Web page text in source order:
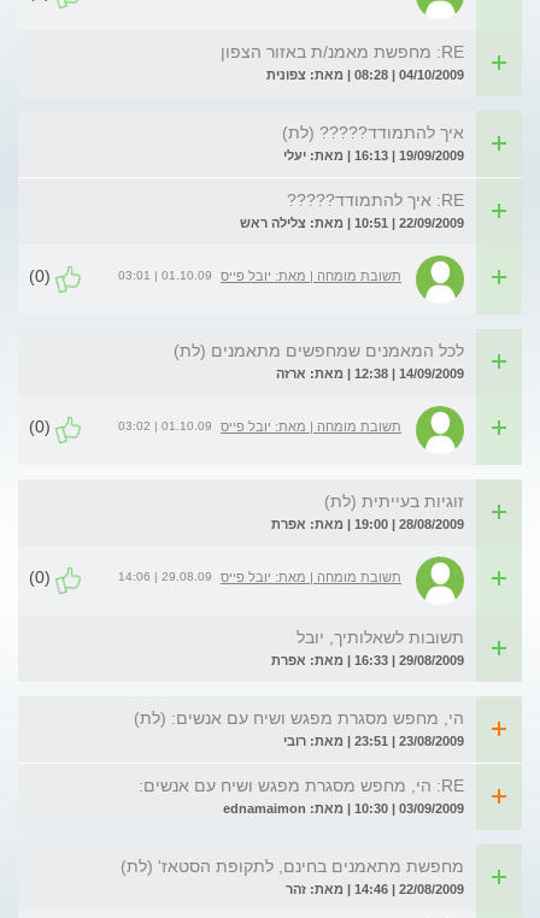
RE: מחפשת מאמנ/ת באזור הצפון
04/10/2009 | 08:28 | מאת: צפונית
איך להתמודד????? (לת)
19/09/2009 | 16:13 | מאת: יעלי
RE: איך להתמודד?????
22/09/2009 | 10:51 | מאת: צלילה ראש
תשובת מומחה | מאת: יובל פייס 01.10.09 | 03:01
(0)
לכל המאמנים שמחפשים מתאמנים (לת)
14/09/2009 | 12:38 | מאת: ארזה
תשובת מומחה | מאת: יובל פייס 01.10.09 | 03:02
(0)
זוגיות בעייתית (לת)
28/08/2009 | 19:00 | מאת: אפרת
תשובת מומחה | מאת: יובל פייס 29.08.09 | 14:06
(0)
תשובות לשאלותיך, יובל
29/08/2009 | 16:33 | מאת: אפרת
הי, מחפש מסגרת מפגש ושיח עם אנשים: (לת)
23/08/2009 | 23:51 | מאת: רובי
RE: הי, מחפש מסגרת מפגש ושיח עם אנשים:
03/09/2009 | 10:30 | מאת: ednamaimon
מחפשת מתאמנים בחינם, לתקופת הסטאז' (לת)
22/08/2009 | 14:46 | מאת: זהר